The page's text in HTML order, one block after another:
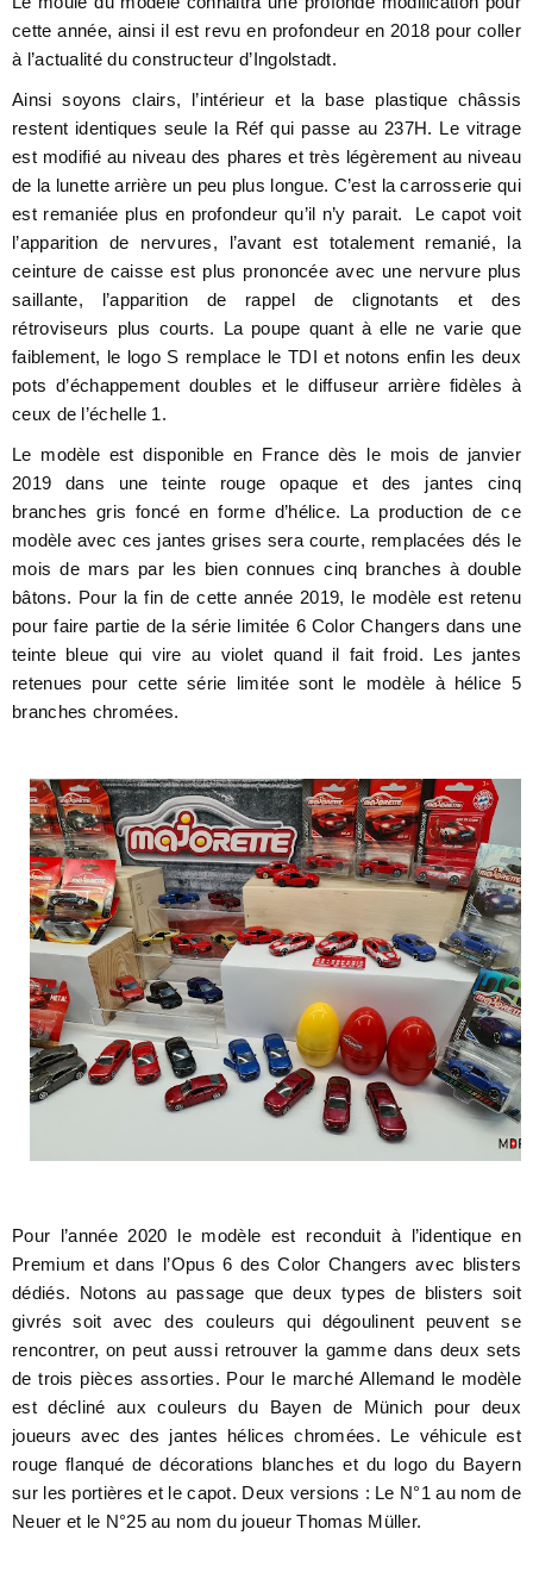
cette année, ainsi il est revu en profondeur en 2018 pour coller
à l’actualité du constructeur d’Ingolstadt.
Ainsi soyons clairs, l’intérieur et la base plastique châssis
restent identiques seule la Réf qui passe au 237H. Le vitrage
est modifié au niveau des phares et très légèrement au niveau
de la lunette arrière un peu plus longue. C’est la carrosserie qui
est remaniée plus en profondeur qu’il n’y parait. Le capot voit
l’apparition de nervures, l’avant est totalement remanié, la
ceinture de caisse est plus prononcée avec une nervure plus
saillante, l’apparition de rappel de clignotants et des
rétroviseurs plus courts. La poupe quant à elle ne varie que
faiblement, le logo S remplace le TDI et notons enfin les deux
pots d’échappement doubles et le diffuseur arrière fidèles à
ceux de l’échelle 1.
Le modèle est disponible en France dès le mois de janvier
2019 dans une teinte rouge opaque et des jantes cinq
branches gris foncé en forme d’hélice. La production de ce
modèle avec ces jantes grises sera courte, remplacées dés le
mois de mars par les bien connues cinq branches à double
bâtons. Pour la fin de cette année 2019, le modèle est retenu
pour faire partie de la série limitée 6 Color Changers dans une
teinte bleue qui vire au violet quand il fait froid. Les jantes
retenues pour cette série limitée sont le modèle à hélice 5
branches chromées.
Pour l’année 2020 le modèle est reconduit à l’identique en
Premium et dans l’Opus 6 des Color Changers avec blisters
dédiés. Notons au passage que deux types de blisters soit
givrés soit avec des couleurs qui dégoulinent peuvent se
rencontrer, on peut aussi retrouver la gamme dans deux sets
de trois pièces assorties. Pour le marché Allemand le modèle
est décliné aux couleurs du Bayen de Münich pour deux
joueurs avec des jantes hélices chromées. Le véhicule est
rouge flanqué de décorations blanches et du logo du Bayern
sur les portières et le capot. Deux versions : Le N°1 au nom de
Neuer et le N°25 au nom du joueur Thomas Müller.